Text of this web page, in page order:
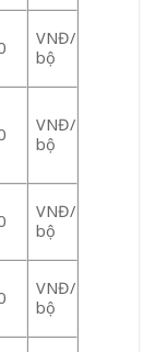
VNĐ/
bộ
VNĐ/
bộ
VNĐ/
bộ
VNĐ/
bộ